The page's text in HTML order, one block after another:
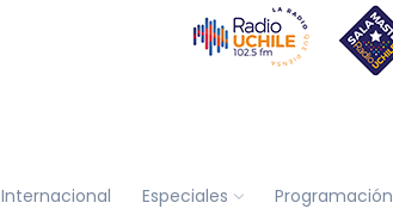
Internacional Especiales Programación